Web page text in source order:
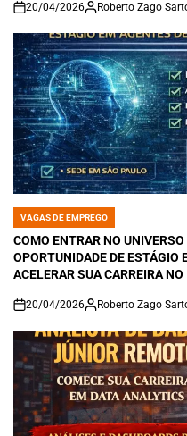
on
20/04/2026 Roberto Zago
POSTED
IN
VAGAS DE EMPREGO
COMO ENTRAR NO UNIVERSO
OPORTUNIDADE DE ESTÁGIO
ACELERAR SUA CARREIRA NO
on
20/04/2026 Roberto Zago